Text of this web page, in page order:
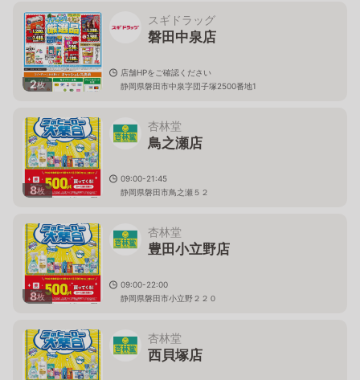
2枚
スギドラッグ
磐田中泉店
店舗HPをご確認ください
静岡県磐田市中泉字団子塚2500番地1
8枚
杏林堂
鳥之瀬店
09:00-21:45
静岡県磐田市鳥之瀬５２
8枚
杏林堂
豊田小立野店
09:00-22:00
静岡県磐田市小立野２２０
杏林堂
西貝塚店